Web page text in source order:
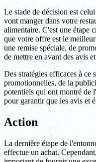
Le stade de décision est
vont manger dans votre
alimentaire. C'est une étape
que votre offre est le
une remise spéciale, de
de mettre en avant des avis
Des stratégies efficaces à ce
promotionnelles, de la
potentiels qui ont montré de
pour garantir que les avis et
Action
La dernière étape de
effectue un achat.